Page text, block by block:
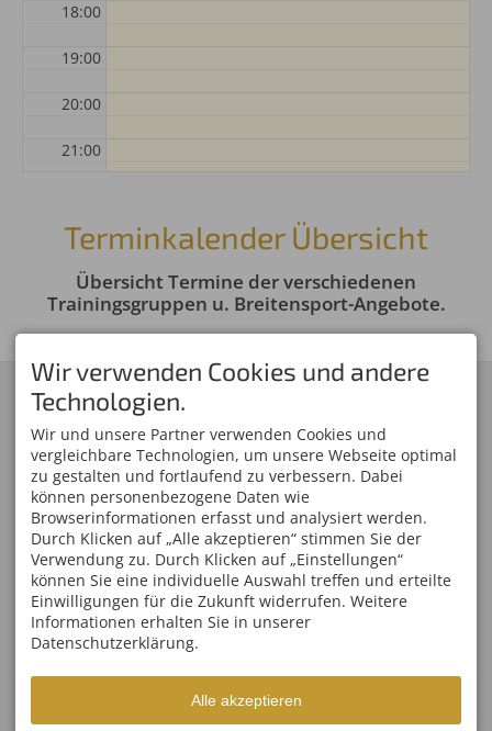
18:00
19:00
20:00
21:00
23:00
Terminkalender Übersicht
Übersicht Termine der verschiedenen
Trainingsgruppen u. Breitensport-Angebote.
KONTAKT
Skiclub 1906 Oberstdorf
e.V.
Am Faltenbach 27
87561 Oberstdorf
DEUTSCHLAND
Tel.+49 8322 809 01 00
Fax +49 8322 809 01 01
info@skiclub-oberstdorf.de
SERVICE
Newsletter-Anmeldung
Mitglied werden
Oberstdorf Team
Partner/Sponsoren
Anfahrt
WELTCUPS IM ALLGÄU
Vierschanzentournee
FIS Weltcup Skifliegen
FIS Ski Weltcup
Ofterschwang
FIS Tour de Ski Oberstdorf
Weltcup
FIS Weltcup Skispringen
Damen
ÖFFNUNGSZEITEN
Mo - Fr
08:00-17:00
Sa, So
geschlossen
Wir verwenden Cookies und andere
Technologien.
Wir und unsere Partner verwenden Cookies und
vergleichbare Technologien, um unsere Webseite optimal
zu gestalten und fortlaufend zu verbessern. Dabei
können personenbezogene Daten wie
Browserinformationen erfasst und analysiert werden.
Durch Klicken auf „Alle akzeptieren“ stimmen Sie der
Verwendung zu. Durch Klicken auf „Einstellungen“
können Sie eine individuelle Auswahl treffen und erteilte
Einwilligungen für die Zukunft widerrufen. Weitere
Informationen erhalten Sie in unserer
Datenschutzerklärung.
Alle akzeptieren